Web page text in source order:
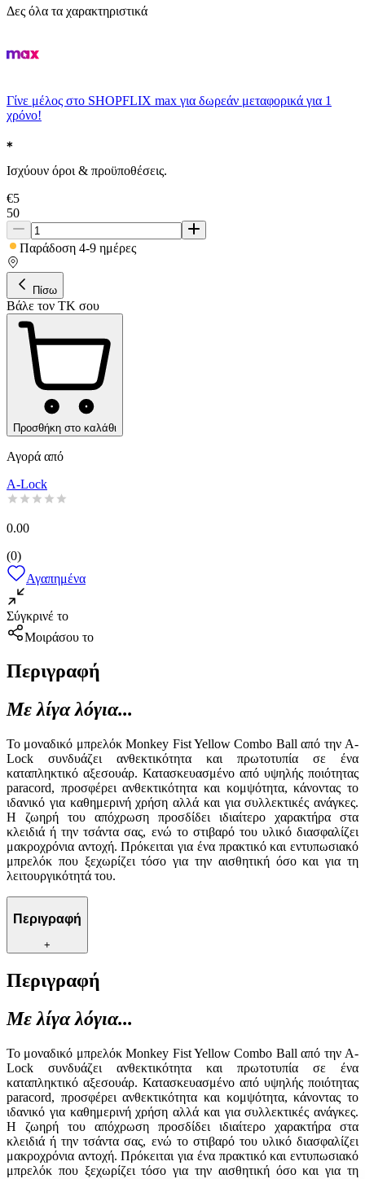
Δες όλα τα χαρακτηριστικά
Γίνε μέλος στο SHOPFLIX max για δωρεάν μεταφορικά για 1
χρόνο!
Ισχύουν όροι & προϋποθέσεις.
€5
50
Παράδοση 4-9 ημέρες
Πίσω
Βάλε τον ΤΚ σου
Προσθήκη στο καλάθι
Αγορά από
A-Lock
0.00
(0)
Αγαπημένα
Σύγκρινέ το
Μοιράσου το
Περιγραφή
Με λίγα λόγια...
Το μοναδικό μπρελόκ Monkey Fist Yellow Combo Ball από την A-
Lock συνδυάζει ανθεκτικότητα και πρωτοτυπία σε ένα
καταπληκτικό αξεσουάρ. Κατασκευασμένο από υψηλής ποιότητας
paracord, προσφέρει ανθεκτικότητα και κομψότητα, κάνοντας το
ιδανικό για καθημερινή χρήση αλλά και για συλλεκτικές ανάγκες.
Η ζωηρή του απόχρωση προσδίδει ιδιαίτερο χαρακτήρα στα
κλειδιά ή την τσάντα σας, ενώ το στιβαρό του υλικό διασφαλίζει
μακροχρόνια αντοχή. Πρόκειται για ένα πρακτικό και εντυπωσιακό
μπρελόκ που ξεχωρίζει τόσο για την αισθητική όσο και για τη
λειτουργικότητά του.
Περιγραφή
+
Περιγραφή
Με λίγα λόγια...
Το μοναδικό μπρελόκ Monkey Fist Yellow Combo Ball από την A-
Lock συνδυάζει ανθεκτικότητα και πρωτοτυπία σε ένα
καταπληκτικό αξεσουάρ. Κατασκευασμένο από υψηλής ποιότητας
paracord, προσφέρει ανθεκτικότητα και κομψότητα, κάνοντας το
ιδανικό για καθημερινή χρήση αλλά και για συλλεκτικές ανάγκες.
Η ζωηρή του απόχρωση προσδίδει ιδιαίτερο χαρακτήρα στα
κλειδιά ή την τσάντα σας, ενώ το στιβαρό του υλικό διασφαλίζει
μακροχρόνια αντοχή. Πρόκειται για ένα πρακτικό και εντυπωσιακό
μπρελόκ που ξεχωρίζει τόσο για την αισθητική όσο και για τη